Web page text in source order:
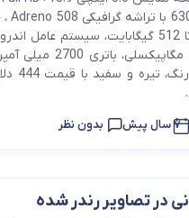
7 سال پیش بدون نظر